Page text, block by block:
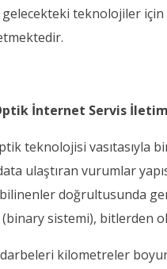
teknolojiler için
İnternet Servis
teknolojisi vasıtasıyla bir
ulaştıran vurumlar
bilinenler doğrultusunda
sistemi), bitlerden
darbeleri kilometreler